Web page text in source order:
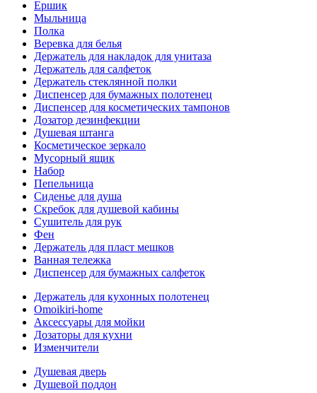
Eршик
Мыльница
Полка
Веревка для белья
Держатель для накладок для унитаза
Держатель для салфеток
Держатель стеклянной полки
Диспенсер для бумажных полотенец
Диспенсер для косметических тампонов
Дозатор дезинфекции
Душевая штанга
Косметическое зеркало
Мусорный ящик
Набор
Пепельница
Сиденье для душа
Скребок для душевой кабины
Сушитель для рук
Фен
Держатель для пласт мешков
Ванная тележка
Диспенсер для бумажных салфеток
Держатель для кухонных полотенец
Omoikiri-home
Аксессуары для мойки
Дозаторы для кухни
Изменчители
Душевая дверь
Душевой поддон